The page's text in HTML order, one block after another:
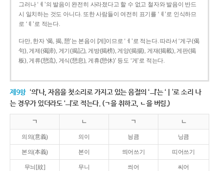
그러나 ‘ㅖ’의 발음이 완전히 사라졌다고 할 수 없고 철자와 발음이 반드
시 일치하는 것도 아니다. 또한 사람들이 여전히 표기를 ‘ㅖ’로 인식하므
로 ‘ㅖ’로 적는다.
다만, 한자 ‘偈, 揭, 憩’는 본음이 [게]이므로 ‘ㅔ’로 적는다. 따라서 ‘게구(偈
句), 게제(偈諦), 게기(揭記), 게방(揭榜), 게양(揭揚), 게재(揭載), 게판(揭
板), 게류(憩流), 게식(憩息), 게휴(憩休)’ 등도 ‘게’로 적는다.
제9항 ‘의’나, 자음을 첫소리로 가지고 있는 음절의 ‘ㅢ’는 ‘ㅣ’로 소리 나
는 경우가 있더라도 ‘ㅢ’로 적는다. (ㄱ을 취하고, ㄴ을 버림.)
ㄱ ㄴ ㄱ ㄴ
의의(意義) 의이 닁큼 닝큼
본의(本義) 본이 띄어쓰기 띠어쓰기
무늬[紋] 무니 씌어 씨어